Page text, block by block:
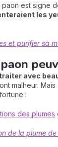
est signe
les
et purifier sa
traiter avec
malheur.
!
des plumes
de la plume